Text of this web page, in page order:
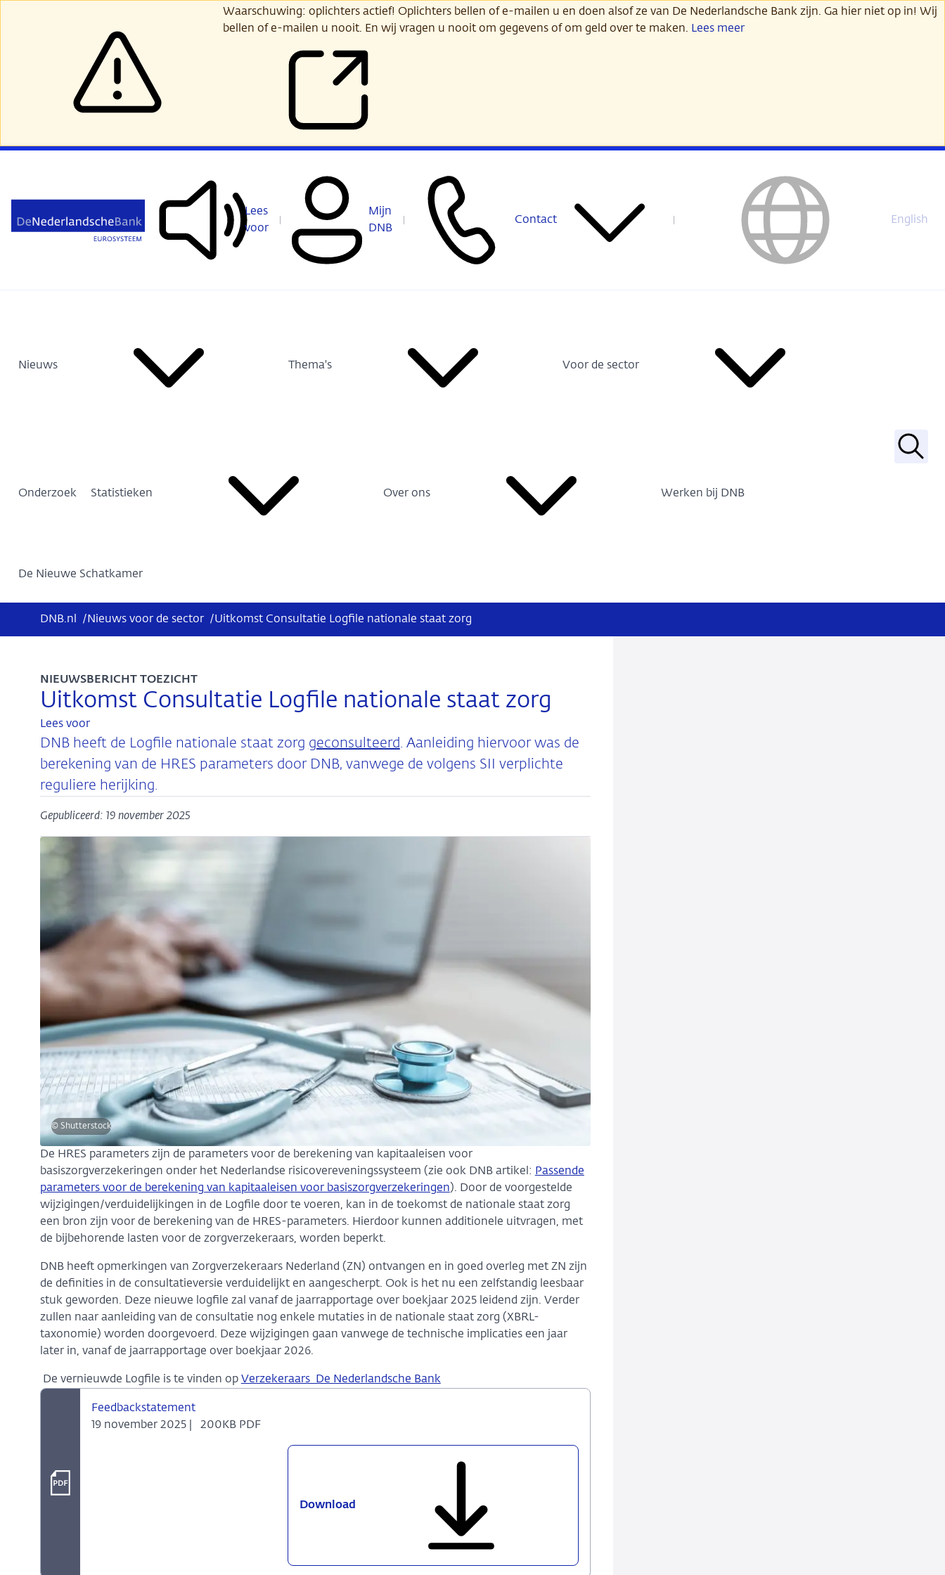
Waarschuwing: oplichters actief! Oplichters bellen of e-mailen u en doen alsof ze van De Nederlandsche Bank zijn. Ga hier niet op in! Wij
bellen of e-mailen u nooit. En wij vragen u nooit om gegevens of om geld over te maken. Lees meer
Lees
voor
Mijn
DNB
Contact English
Nieuws Thema's Voor de sector
Onderzoek Statistieken Over ons Werken bij DNB
De Nieuwe Schatkamer
Zoek
DNB.nl / Nieuws voor de sector /Uitkomst Consultatie Logfile nationale staat zorg
Uitkomst Consultatie Logfile nationale staat zorg
NIEUWSBERICHT TOEZICHT
Lees voor
DNB heeft de Logfile nationale staat zorg geconsulteerd. Aanleiding hiervoor was de
berekening van de HRES parameters door DNB, vanwege de volgens SII verplichte
reguliere herijking.
Gepubliceerd: 19 november 2025
© Shutterstock
De HRES parameters zijn de parameters voor de berekening van kapitaaleisen voor
basiszorgverzekeringen onder het Nederlandse risicovereveningssysteem (zie ook DNB artikel: Passende
parameters voor de berekening van kapitaaleisen voor basiszorgverzekeringen). Door de voorgestelde
wijzigingen/verduidelijkingen in de Logfile door te voeren, kan in de toekomst de nationale staat zorg
een bron zijn voor de berekening van de HRES-parameters. Hierdoor kunnen additionele uitvragen, met
de bijbehorende lasten voor de zorgverzekeraars, worden beperkt.
DNB heeft opmerkingen van Zorgverzekeraars Nederland (ZN) ontvangen en in goed overleg met ZN zijn
de definities in de consultatieversie verduidelijkt en aangescherpt. Ook is het nu een zelfstandig leesbaar
stuk geworden. Deze nieuwe logfile zal vanaf de jaarrapportage over boekjaar 2025 leidend zijn. Verder
zullen naar aanleiding van de consultatie nog enkele mutaties in de nationale staat zorg (XBRL-
taxonomie) worden doorgevoerd. Deze wijzigingen gaan vanwege de technische implicaties een jaar
later in, vanaf de jaarrapportage over boekjaar 2026.
De vernieuwde Logfile is te vinden op Verzekeraars De Nederlandsche Bank
Feedbackstatement
19 november 2025 |
200KB PDF
Download Feedbackstatement